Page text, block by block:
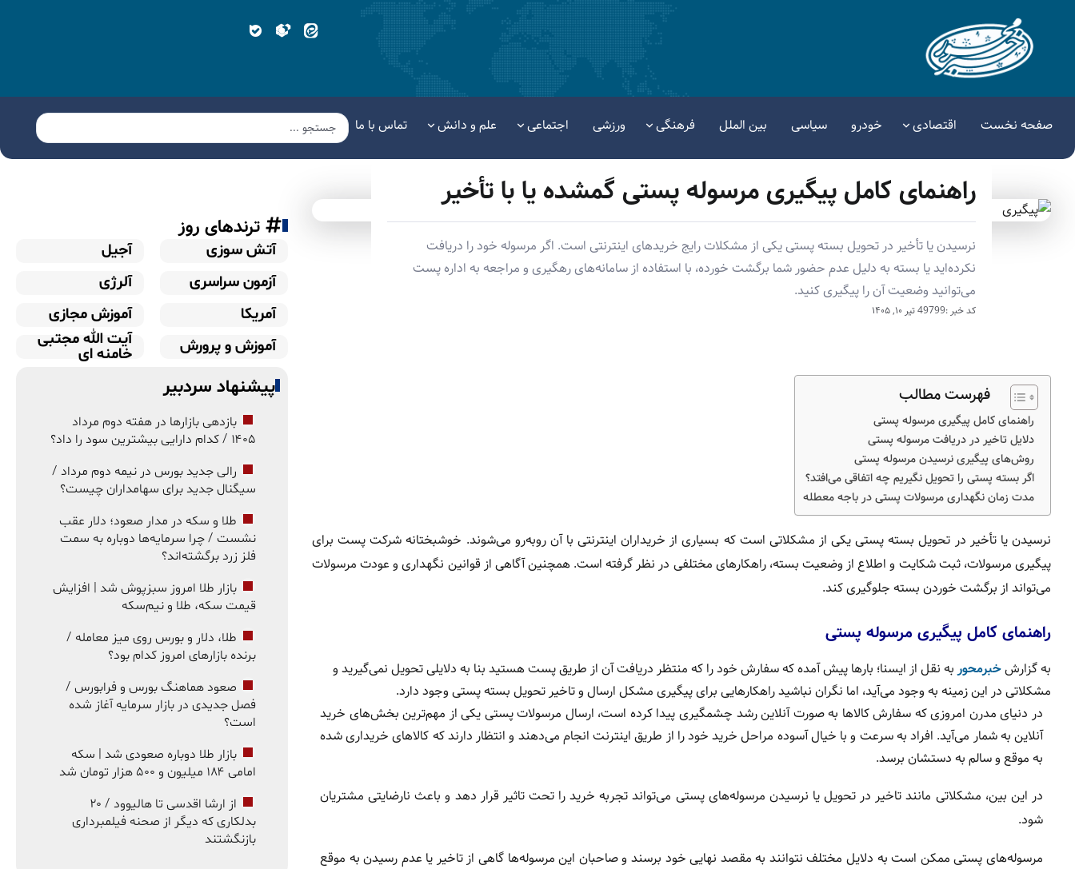
صفحه نخست اقتصادی خودرو سیاسی بین الملل فرهنگی ورزشی اجتماعی علم و دانش تماس با ما
راهنمای کامل پیگیری مرسوله پستی گمشده یا با تأخیر
نرسیدن یا تأخیر در تحویل بسته پستی یکی از مشکلات رایج خریدهای اینترنتی است. اگر مرسوله خود را دریافت
نکرده‌اید یا بسته به دلیل عدم حضور شما برگشت خورده، با استفاده از سامانه‌های رهگیری و مراجعه به اداره پست
می‌توانید وضعیت آن را پیگیری کنید.
کد خبر :49799 تیر ۱۰, ۱۴۰۵
فهرست مطالب
راهنمای کامل پیگیری مرسوله پستی
دلایل تاخیر در دریافت مرسوله پستی
روش‌های پیگیری نرسیدن مرسوله پستی
اگر بسته پستی را تحویل نگیریم چه اتفاقی می‌افتد؟
مدت زمان نگهداری مرسولات پستی در باجه معطله
نرسیدن یا تأخیر در تحویل بسته پستی یکی از مشکلاتی است که بسیاری از خریداران اینترنتی با آن روبه‌رو می‌شوند. خوشبختانه شرکت پست برای
پیگیری مرسولات، ثبت شکایت و اطلاع از وضعیت بسته، راهکارهای مختلفی در نظر گرفته است. همچنین آگاهی از قوانین نگهداری و عودت مرسولات
می‌تواند از برگشت خوردن بسته جلوگیری کند.
راهنمای کامل پیگیری مرسوله پستی
به گزارشخبرمحور به نقل از ایسنا؛ بارها پیش آمده که سفارش خود را که منتظر دریافت آن از طریق پست هستید بنا به دلایلی تحویل نمی‌گیرید و
مشکلاتی در این زمینه به وجود می‌آید، اما نگران نباشید راهکارهایی برای پیگیری مشکل ارسال و تاخیر تحویل بسته پستی وجود دارد.
در دنیای مدرن امروزی که سفارش کالاها به صورت آنلاین رشد چشمگیری پیدا کرده است، ارسال مرسولات پستی یکی از مهم‌ترین بخش‌های خرید
آنلاین به شمار می‌آید. افراد به سرعت و با خیال آسوده مراحل خرید خود را از طریق اینترنت انجام می‌دهند و انتظار دارند که کالاهای خریداری ‌شده
به موقع و سالم به دستشان برسد.
در این بین، مشکلاتی مانند تاخیر در تحویل یا نرسیدن مرسوله‌های پستی می‌تواند تجربه خرید را تحت تاثیر قرار دهد و باعث نارضایتی مشتریان
شود.
مرسوله‌های پستی ممکن است به دلایل مختلف نتوانند به مقصد نهایی خود برسند و صاحبان این مرسوله‌ها گاهی از تاخیر یا عدم رسیدن به موقع
ترندهای روز
آتش سوزی
آجیل
آزمون سراسری
آلرژی
آمریکا
آموزش مجازی
آموزش و پرورش
آیت الله مجتبی
خامنه ای
پیشنهاد سردبیر
بازدهی بازارها در هفته دوم مرداد
۱۴۰۵ / کدام دارایی بیشترین سود را داد؟
رالی جدید بورس در نیمه دوم مرداد /
سیگنال جدید برای سهامداران چیست؟
طلا و سکه در مدار صعود؛ دلار عقب
نشست / چرا سرمایه‌ها دوباره به سمت
فلز زرد برگشته‌اند؟
بازار طلا امروز سبزپوش شد | افزایش
قیمت سکه، طلا و نیم‌سکه
طلا، دلار و بورس روی میز معامله /
برنده بازارهای امروز کدام بود؟
صعود هماهنگ بورس و فرابورس /
فصل جدیدی در بازار سرمایه آغاز شده
است؟
بازار طلا دوباره صعودی شد | سکه
امامی ۱۸۴ میلیون و ۵۰۰ هزار تومان شد
از ارشا اقدسی تا هالیوود / ۲۰
بدلکاری که دیگر از صحنه فیلمبرداری
بازنگشتند